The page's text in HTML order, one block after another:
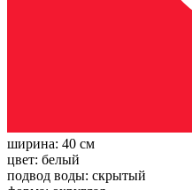
ширина: 40 см
цвет: белый
подвод воды: скрытый